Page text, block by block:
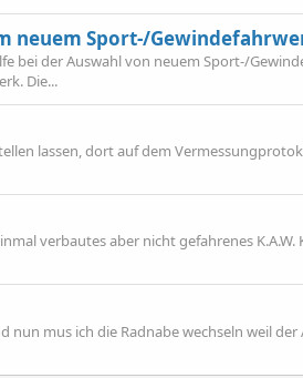
neuem Sport-/
bei der Auswahl von neuem Sport-/
Die...
lassen, dort auf dem
verbautes aber nicht gefahrenes
nun mus ich die Radnabe wechseln weil der